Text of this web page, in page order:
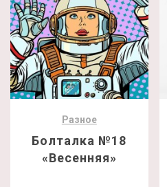
Разное
Болталка №18
«Весенняя»